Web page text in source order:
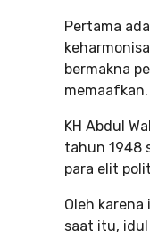
Pertama
bermakna
memaafkan.
KH Abdul
tahun 1948
para elit
Oleh
saat itu,